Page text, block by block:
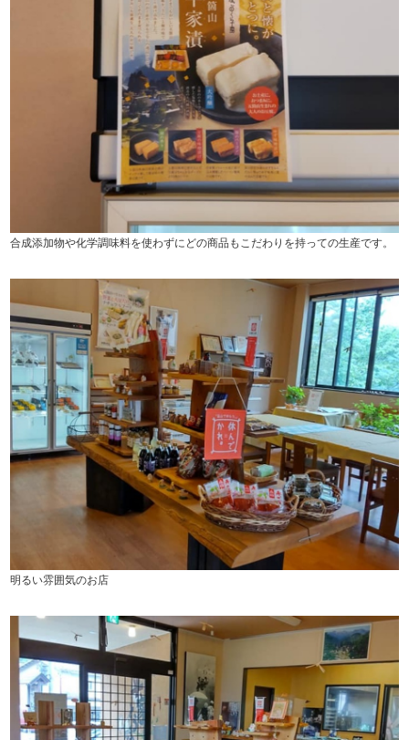
合成添加物や化学調味料を使わずにどの商品もこだわりを持っての生産です。
明るい雰囲気のお店